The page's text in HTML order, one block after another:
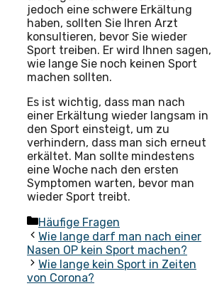
jedoch eine schwere Erkältung
haben, sollten Sie Ihren Arzt
konsultieren, bevor Sie wieder
Sport treiben. Er wird Ihnen sagen,
wie lange Sie noch keinen Sport
machen sollten.
Es ist wichtig, dass man nach
einer Erkältung wieder langsam in
den Sport einsteigt, um zu
verhindern, dass man sich erneut
erkältet. Man sollte mindestens
eine Woche nach den ersten
Symptomen warten, bevor man
wieder Sport treibt.
Kategorien
Häufige Fragen
Wie lange darf man nach einer
Nasen OP kein Sport machen?
Wie lange kein Sport in Zeiten
von Corona?